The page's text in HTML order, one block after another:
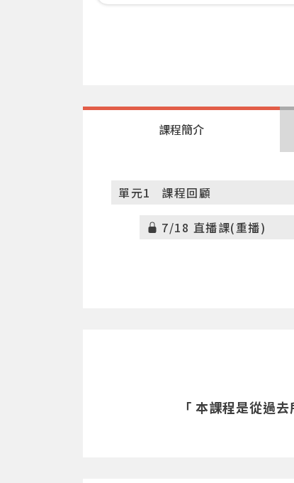
課程簡介
單元1 課程回顧
7/18 直播課(重播)
「 本課程是從過